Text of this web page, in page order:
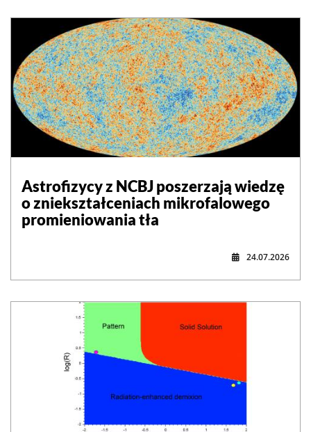
Astrofizycy z NCBJ poszerzają wiedzę
o zniekształceniach mikrofalowego
promieniowania tła
24.07.2026